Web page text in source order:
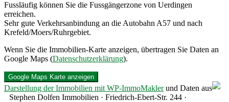
Fussläufig können Sie die Fussgängerzone von Uerdingen
erreichen.
Sehr gute Verkehrsanbindung an die Autobahn A57 und nach
Krefeld/Moers/Ruhrgebiet.
Wenn Sie die Immobilien-Karte anzeigen, übertragen Sie Daten an
Google Maps (Datenschutzerklärung).
Google Maps Karte anzeigen
Darstellung der Immobilien mit WP-ImmoMaklerund Daten aus
Stephen Dolfen Immobilien · Friedrich-Ebert-Str. 244 ·